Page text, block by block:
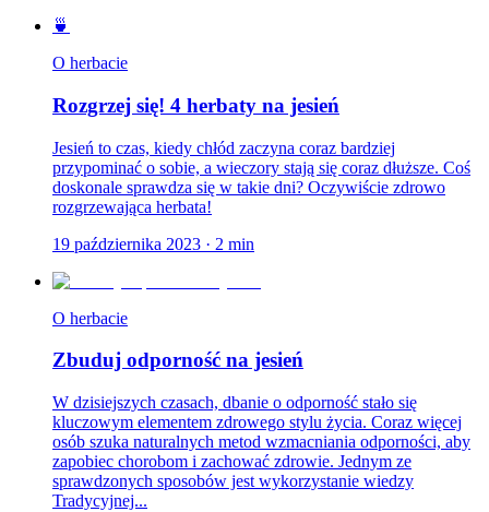
🍵
O herbacie
Rozgrzej się! 4 herbaty na jesień
Jesień to czas, kiedy chłód zaczyna coraz bardziej
przypominać o sobie, a wieczory stają się coraz dłuższe. Coś
doskonale sprawdza się w takie dni? Oczywiście zdrowo
rozgrzewająca herbata!
19 października 2023 · 2 min
O herbacie
Zbuduj odporność na jesień
W dzisiejszych czasach, dbanie o odporność stało się
kluczowym elementem zdrowego stylu życia. Coraz więcej
osób szuka naturalnych metod wzmacniania odporności, aby
zapobiec chorobom i zachować zdrowie. Jednym ze
sprawdzonych sposobów jest wykorzystanie wiedzy
Tradycyjnej...